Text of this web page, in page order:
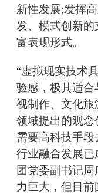
新性发展;发挥
发、模式创新
富表现形式。
“虚拟现实技术
验感，极其适
视制作、文化
领域提出的观
需要高科技手
行业融合发展已
团党委副书记
力巨大，但目